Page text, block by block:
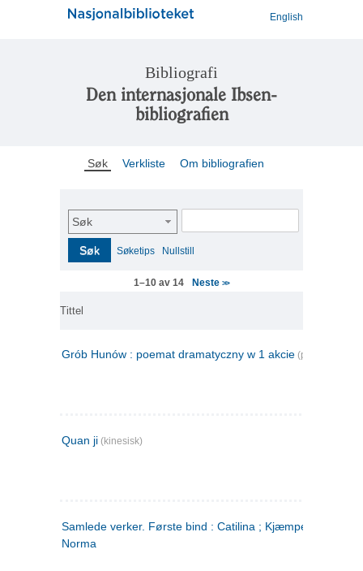
English
Bibliografi
Den internasjonale Ibsen-
bibliografien
Søk Verkliste Om bibliografien
Søk
Søk Søketips Nullstill
1–10 av 14 Neste>>
Tittel
Grób Hunów : poemat dramatyczny w 1 akcie (polsk)
Quan ji (kinesisk)
Samlede verker. Første bind : Catilina ; Kjæmpehøien ;
Norma